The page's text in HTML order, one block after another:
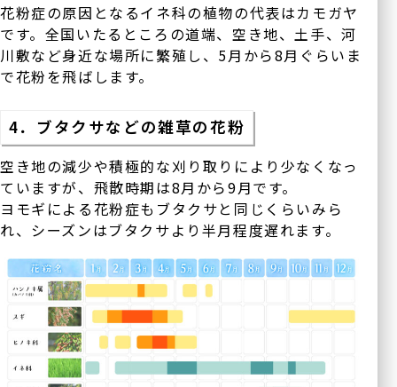
花粉症の原因となるイネ科の植物の代表はカモガヤ
です。全国いたるところの道端、空き地、土手、河
川敷など身近な場所に繁殖し、5月から8月ぐらいま
で花粉を飛ばします。
4．ブタクサなどの雑草の花粉
空き地の減少や積極的な刈り取りにより少なくなっ
ていますが、飛散時期は8月から9月です。
ヨモギによる花粉症もブタクサと同じくらいみら
れ、シーズンはブタクサより半月程度遅れます。